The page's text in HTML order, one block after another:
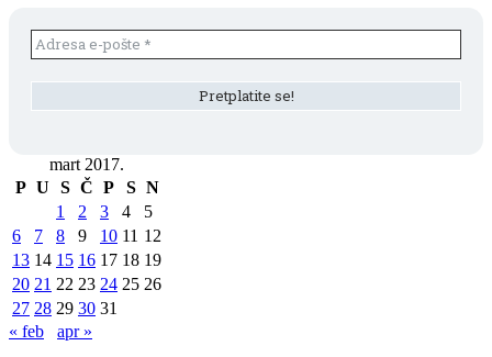
mart 2017.
P U S Č P S N
1
2 3 4
5
6
7 8 9 10 11 12
13 14 15 16 17 18 19
20 21 22 23 24 25 26
27 28 29 30 31
« feb
apr »